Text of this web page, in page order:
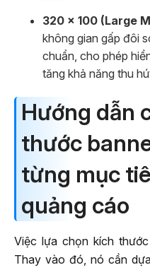
320 x 100 (Large
không gian gấp đôi
chuẩn, cho phép
tăng khả năng thu
Hướng dẫn
thước
từng mục
quảng cáo
Việc lựa chọn kích
Thay vào đó, nó cần